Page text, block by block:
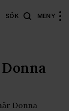
SÖK MENY
Donna